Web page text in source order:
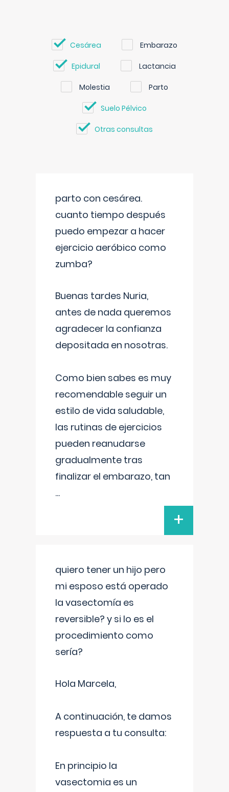
Cesárea Embarazo
Epidural Lactancia
Molestia Parto
Suelo Pélvico
Otras consultas
parto con cesárea.
cuanto tiempo después
puedo empezar a hacer
ejercicio aeróbico como
zumba?
Buenas tardes Nuria,
antes de nada queremos
agradecer la confianza
depositada en nosotras.
Como bien sabes es muy
recomendable seguir un
estilo de vida saludable,
las rutinas de ejercicios
pueden reanudarse
gradualmente tras
finalizar el embarazo, tan
...
+
quiero tener un hijo pero
mi esposo está operado
la vasectomía es
reversible? y si lo es el
procedimiento como
sería?
Hola Marcela,
A continuación, te damos
respuesta a tu consulta:
En principio la
vasectomia es un